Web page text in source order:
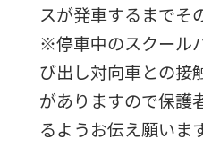
スが発車するまでそ
※停車中のスクール
び出し対向車との接
がありますので保護
るようお伝え願います